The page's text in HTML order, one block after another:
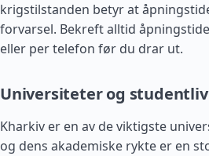
krigstilstanden betyr at
forvarsel. Bekreft alltid
eller per telefon før du drar ut.
Universiteter og studentliv
Kharkiv er en av de viktigste
og dens akademiske rykte er en